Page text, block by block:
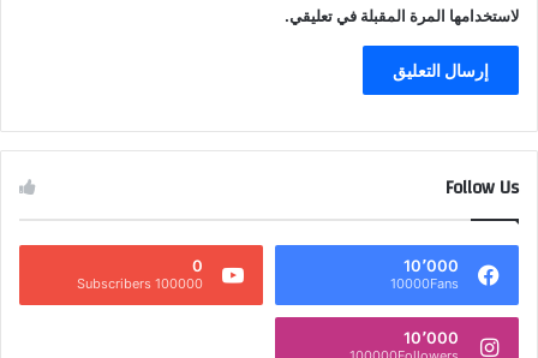
لاستخدامها المرة المقبلة في تعليقي.
Follow Us
10٬000
10000Fans
0
100000 Subscribers
10٬000